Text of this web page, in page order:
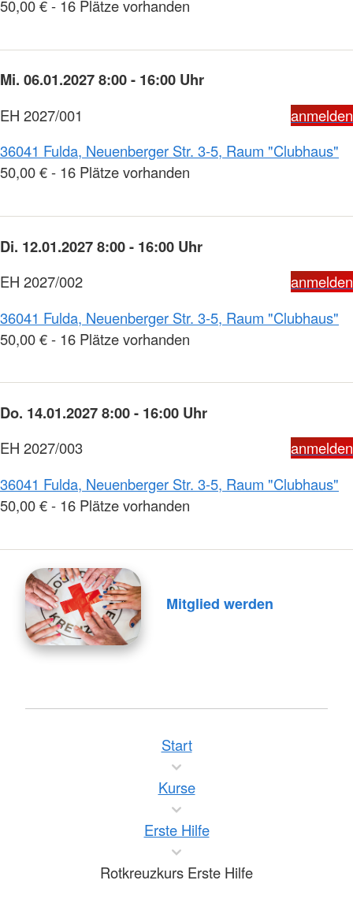
50,00 € - 16 Plätze vorhanden
Mi. 06.01.2027 8:00 - 16:00 Uhr
EH 2027/001
anmelden
36041 Fulda, Neuenberger Str. 3-5, Raum "Clubhaus"
50,00 € - 16 Plätze vorhanden
Di. 12.01.2027 8:00 - 16:00 Uhr
EH 2027/002
anmelden
36041 Fulda, Neuenberger Str. 3-5, Raum "Clubhaus"
50,00 € - 16 Plätze vorhanden
Do. 14.01.2027 8:00 - 16:00 Uhr
EH 2027/003
anmelden
36041 Fulda, Neuenberger Str. 3-5, Raum "Clubhaus"
50,00 € - 16 Plätze vorhanden
Mitglied werden
Start
Kurse
Erste Hilfe
Rotkreuzkurs Erste Hilfe